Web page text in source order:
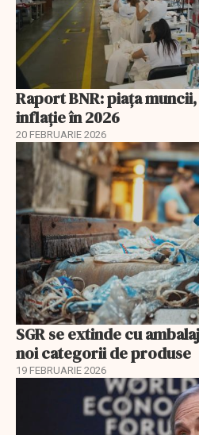
Raport BNR: piața
inflație în 2026
20 FEBRUARIE 2026
SGR se extinde cu
noi categorii de produse
19 FEBRUARIE 2026